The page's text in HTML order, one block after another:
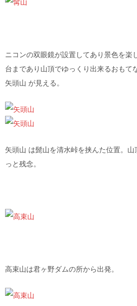
ニコンの双眼鏡が設置してあり景色を楽
台まであり山頂でゆっくり出来るおもて
矢頭山 が見える。
矢頭山 は髭山を清水峠を挟んた位置。
っと残念。
高束山は君ヶ野ダムの所から出発。